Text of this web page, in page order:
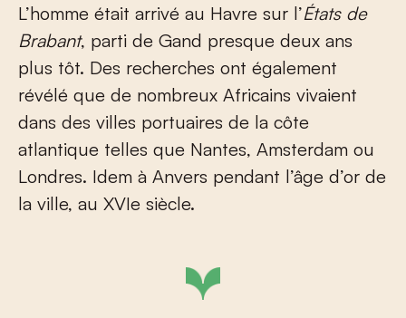
L’homme était arrivé au Havre sur l’États de
Brabant, parti de Gand presque deux ans
plus tôt. Des recherches ont également
révélé que de nombreux Africains vivaient
dans des villes portuaires de la côte
atlantique telles que Nantes, Amsterdam ou
Londres. Idem à Anvers pendant l’âge d’or de
la ville, au XVIe siècle.